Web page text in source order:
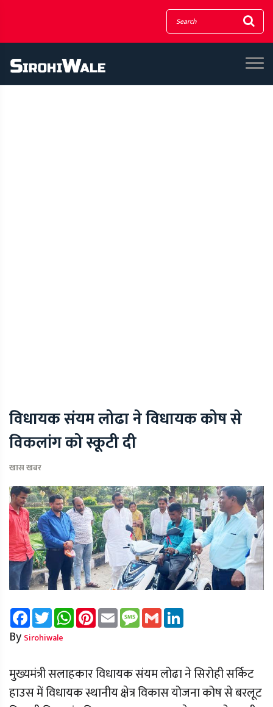
विधायक संयम लोढा ने विधायक कोष से
विकलांग को स्कूटी दी
खास खबर
FacebookTwitterWhatsAppPinterest
Email Message
Gmail
By Sirohiwale
मुख्यमंत्री सलाहकार विधायक संयम लोढा ने सिरोही सर्किट
हाउस में विधायक स्थानीय क्षेत्र विकास योजना कोष से बरलूट